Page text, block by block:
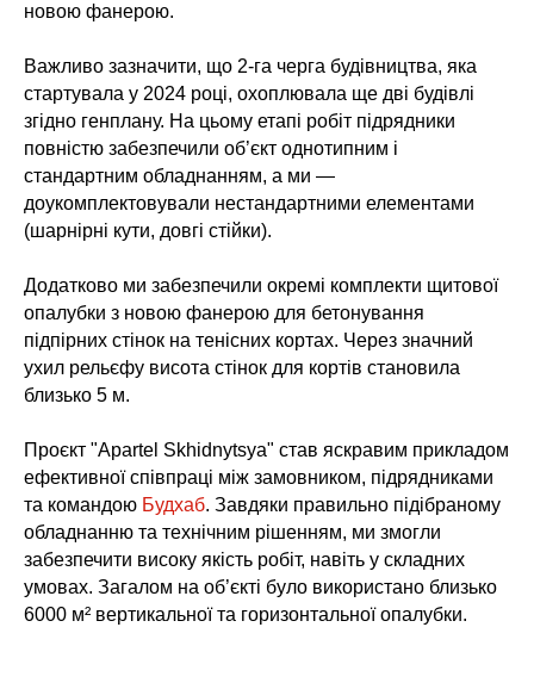
новою фанерою.
Важливо зазначити, що 2-га черга будівництва, яка
стартувала у 2024 році, охоплювала ще дві будівлі
згідно генплану. На цьому етапі робіт підрядники
повністю забезпечили об’єкт однотипним і
стандартним обладнанням, а ми —
доукомплектовували нестандартними елементами
(шарнірні кути, довгі стійки).
Додатково ми забезпечили окремі комплекти щитової
опалубки з новою фанерою для бетонування
підпірних стінок на тенісних кортах. Через значний
ухил рельєфу висота стінок для кортів становила
близько 5 м.
Проєкт "Apartel Skhidnytsya" став яскравим прикладом
ефективної співпраці між замовником, підрядниками
та командою Будхаб. Завдяки правильно підібраному
обладнанню та технічним рішенням, ми змогли
забезпечити високу якість робіт, навіть у складних
умовах. Загалом на об’єкті було використано близько
6000 м² вертикальної та горизонтальної опалубки.